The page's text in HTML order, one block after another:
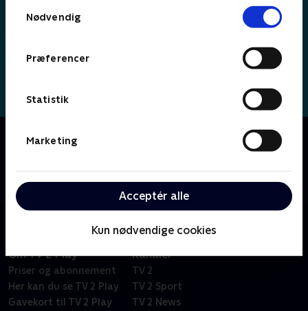
Nødvendig
Præferencer
Statistik
Marketing
Acceptér alle
Kun nødvendige cookies
Om Simon
Fransk børneserie om den tjekkede, lille superkanin
eksempel at lære at cykle eller gå til tandlægen.
Om TV 2 Play
Priser og abonnement
Her kan du se TV 2 Play
Gavekort til TV 2 Play
Kanaler
TV 2
TV 2 Sport
TV 2 News